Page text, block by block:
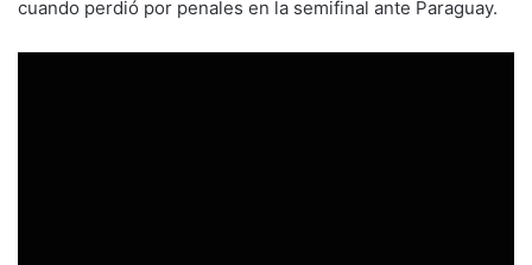
cuando perdió por penales en la semifinal ante Paraguay.